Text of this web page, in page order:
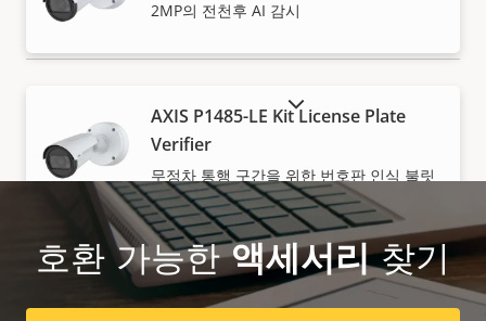
2MP의 전천후 AI 감시
AXIS P1485-LE Kit License Plate
Verifier
무정차 통행 구간을 위한 번호판 인식 불릿
카메라 키트
AXIS P1486-LE Global Shutter
호환 가능한액세서리찾기